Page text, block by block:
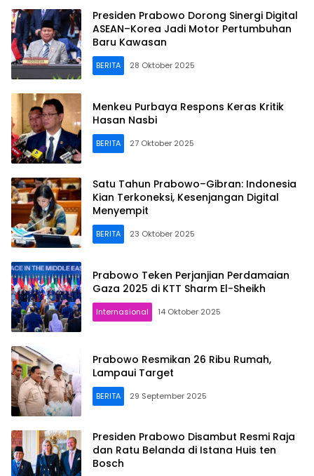
Presiden Prabowo Dorong Sinergi Digital
ASEAN–Korea Jadi Motor Pertumbuhan
Baru Kawasan
BERITA 28 Oktober 2025
Menkeu Purbaya Respons Keras Kritik
Hasan Nasbi
BERITA 27 Oktober 2025
Satu Tahun Prabowo–Gibran: Indonesia
Kian Terkoneksi, Kesenjangan Digital
Menyempit
BERITA 23 Oktober 2025
Prabowo Teken Perjanjian Perdamaian
Gaza 2025 di KTT Sharm El-Sheikh
Internasional 14 Oktober 2025
Prabowo Resmikan 26 Ribu Rumah,
Lampaui Target
BERITA 29 September 2025
Presiden Prabowo Disambut Resmi Raja
dan Ratu Belanda di Istana Huis ten
Bosch